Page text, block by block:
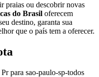
praias ou descobrir novas
do Brasil oferecem
destino, garanta sua
que o país tem a oferecer.
para sao-paulo-sp-todos